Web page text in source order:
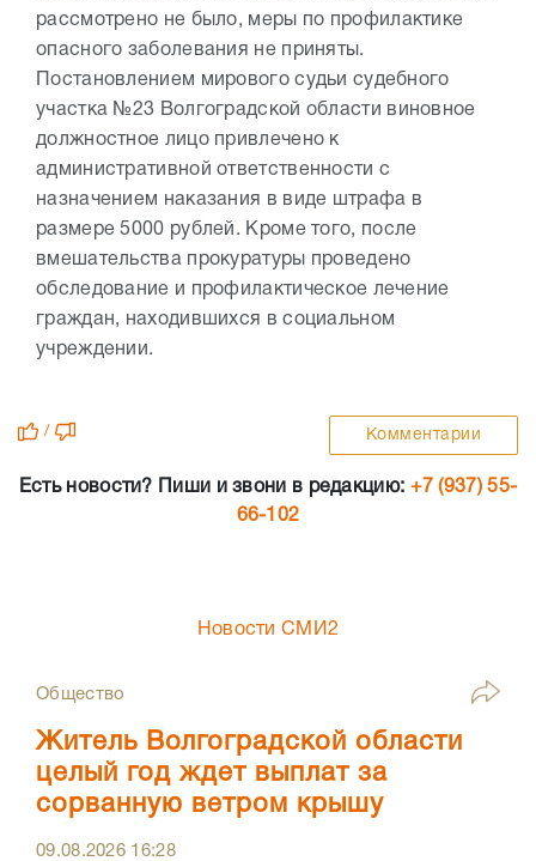
рассмотрено не было, меры по профилактике
опасного заболевания не приняты.
Постановлением мирового судьи судебного
участка №23 Волгоградской области виновное
должностное лицо привлечено к
административной ответственности с
назначением наказания в виде штрафа в
размере 5000 рублей. Кроме того, после
вмешательства прокуратуры проведено
обследование и профилактическое лечение
граждан, находившихся в социальном
учреждении.
/ Комментарии
Есть новости? Пиши и звони в редакцию: +7 (937) 55-
66-102
Новости СМИ2
Общество
Житель Волгоградской области
целый год ждет выплат за
сорванную ветром крышу
09.08.2026 16:28